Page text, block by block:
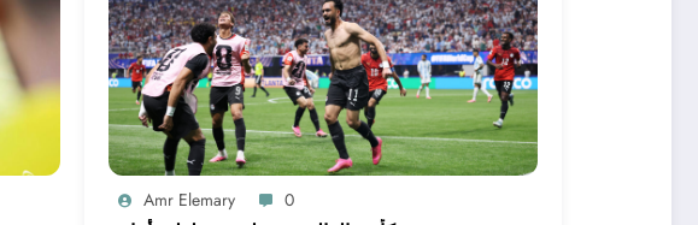
Amr Elemary 0